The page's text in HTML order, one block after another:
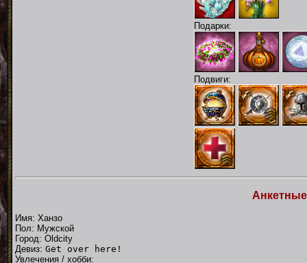
Подарки:
Подвиги:
Имя: Ханзо
Пол: Мужской
Город: Oldcity
Девиз: Get over here!
Увлечения / хобби: